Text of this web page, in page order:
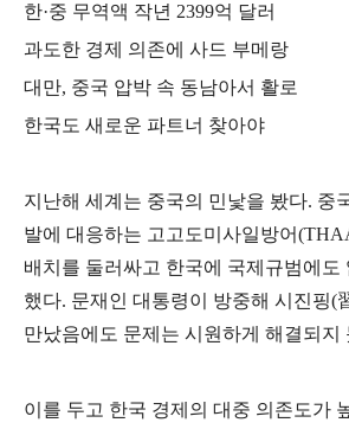
한·중 무역액 작년 2399억 달러
과도한 경제 의존에 사드 부메랑
대만, 중국 압박 속 동남아서 활로
한국도 새로운 파트너 찾아야
지난해 세계는 중국의 민낯을 봤다. 중
발에 대응하는 고고도미사일방어
배치를 둘러싸고 한국에 국제규범에도
했다. 문재인 대통령이 방중해 시진핑(
만났음에도 문제는 시원하게 해결되지
이를 두고 한국 경제의 대중 의존도가